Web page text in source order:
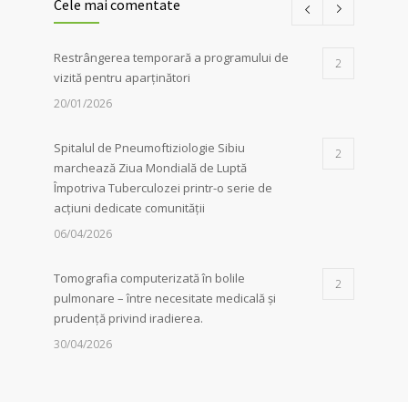
Cele mai comentate
Restrângerea temporară a programului de
vizită pentru aparținători
2
20/01/2026
Spitalul de Pneumoftiziologie Sibiu
marchează Ziua Mondială de Luptă
Împotriva Tuberculozei printr-o serie de
acțiuni dedicate comunității
2
06/04/2026
Tomografia computerizată în bolile
pulmonare – între necesitate medicală și
prudență privind iradierea.
2
30/04/2026